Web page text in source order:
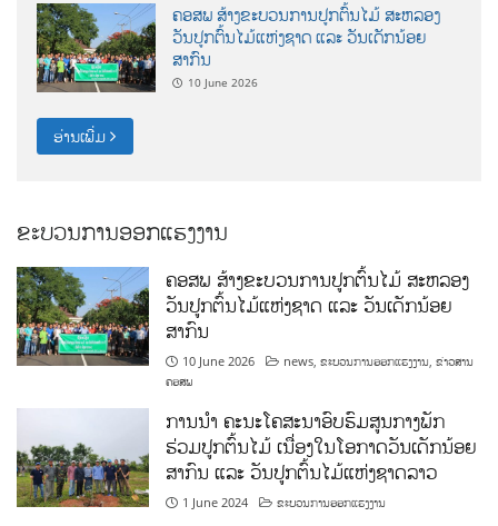
ຄອສພ ສ້າງຂະບວນການປູກຕົ້ນໄມ້ ສະຫລອງ
ວັນປູກຕົ້ນໄມ້ແຫ່ງຊາດ ແລະ ວັນເດັກນ້ອຍ
ສາກົນ
10 June 2026
ອ່ານເພີ່ມ
ຂະບວນການອອກແຮງງານ
ຄອສພ ສ້າງຂະບວນການປູກຕົ້ນໄມ້ ສະຫລອງ
ວັນປູກຕົ້ນໄມ້ແຫ່ງຊາດ ແລະ ວັນເດັກນ້ອຍ
ສາກົນ
10 June 2026 news ,ຂະບວນການອອກແຮງງານ ,ຂ່າວສານ
ຄອສພ
ການນໍາ ຄະນະໂຄສະນາອົບຮົມສູນກາງພັກ
ຮ່ວມປູກຕົ້ນໄມ້ ເນື່ອງໃນໂອກາດວັນເດັກນ້ອຍ
ສາກົນ ແລະ ວັນປູກຕົ້ນໄມ້ແຫ່ງຊາດລາວ
1 June 2024 ຂະບວນການອອກແຮງງານ